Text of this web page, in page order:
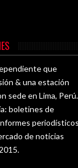
que
& una estación
sede en Lima, Perú.
boletines de
de noticias